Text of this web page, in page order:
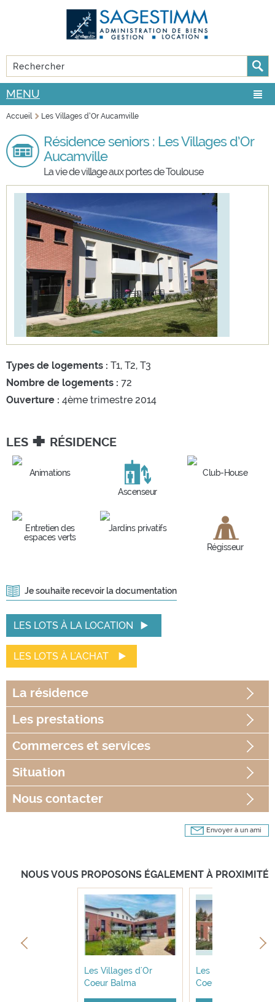
FORMULAIRE DE RECHERCHE
Rechercher
MENU
Accueil Les Villages d’Or Aucamville
Résidence seniors : Les Villages d’Or
Aucamville
La vie de village aux portes de Toulouse
/3
Types de logements : T1, T2, T3
Nombre de logements : 72
Ouverture : 4ème trimestre 2014
LES + RÉSIDENCE
Animations
Ascenseur
Club-House
Entretien des
espaces verts
Jardins privatifs
Régisseur
Je souhaite recevoir la documentation
LES LOTS À LA LOCATION
LES LOTS À L'ACHAT
La résidence
Les prestations
Commerces et services
Situation
Nous contacter
Envoyer à un ami
NOUS VOUS PROPOSONS ÉGALEMENT À PROXIMITÉ
Les Villages d'Or
Coeur Balma
Les Villages d'Or
Coeur Balma